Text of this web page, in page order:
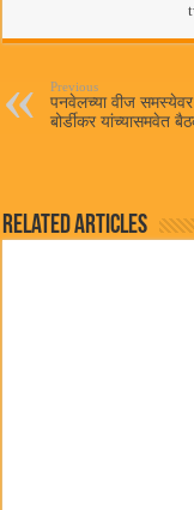
ts
Previous
पनवेलच्या वीज समस्येवर
बोर्डीकर यांच्यासमवेत
Related Articles